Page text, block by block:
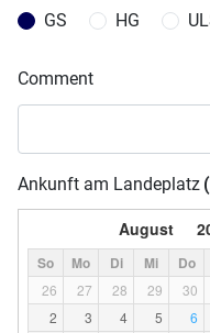
GS
HG
Comment
Ankunft am Landeplatz
August
So Mo Di Mi Do
26 27 28 29 30
2
3 4 5 6